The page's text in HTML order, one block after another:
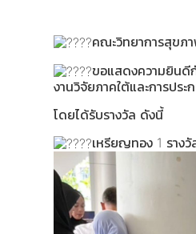
คณะวิทยาการสุขภ
ขอแสดงความยินดี
งานวิจัยภาคใต้และการปร
โดยได้รับรางวัล ดังนี้
เหรียญทอง 1 รางวั